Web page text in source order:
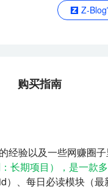
Z-
购买指南
经验以及一些网赚圈
长期项目），是一款多
、每日必读模块（最